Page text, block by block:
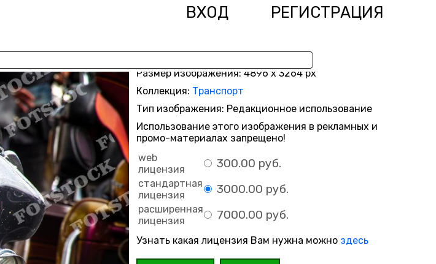
ВХОД РЕГИСТРАЦИЯ
Размер изображения: 4896 x 3264 px
Коллекция: Транспорт
Тип изображения: Редакционное использование
Использование этого изображения в рекламных и
промо-материалах запрещено!
web
лицензия
300.00 руб.
стандартная
лицензия
3000.00 руб.
расширенная
лицензия
7000.00 руб.
Узнать какая лицензия Вам нужна можно здесь